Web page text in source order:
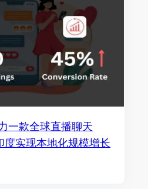
一款全球直播聊天
实现本地化规模增长